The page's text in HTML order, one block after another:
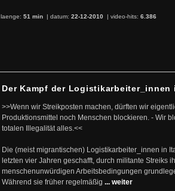
laenge: 51 min | datum: 22-12-2010 | video-hits: 6.386
Der Kampf der Logistikarbeiter_innen
>>Wenn wir Streikposten machen, dürften wir
Produktionsmittel noch Menschen blockieren. - Wir
totalen Illegalität alles.<<
Die (meist migrantischen) Logistikarbeiter_innen in
letzten vier Jahren geschafft, durch militante Streiks
menschenunwürdigen Arbeitsbedingungen
Während sie früher regelmäßig ... weiter